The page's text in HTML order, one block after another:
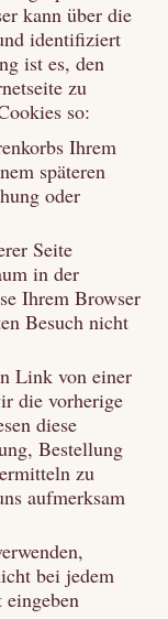
kann über die
identifiziert
ist es, den
zu
so:
Ihrem
späteren
oder
Seite
in der
Ihrem Browser
Besuch nicht
Link von einer
die vorherige
diese
Bestellung
zu
aufmerksam
bei jedem